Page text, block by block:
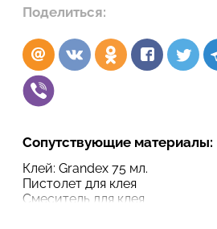
Поделиться:
Сопутствующие материалы:
Клей: Grandex 75 мл.
Пистолет для клея
Смеситель для клея
ОТПРАВИТЬ
Подтвердите, что вы